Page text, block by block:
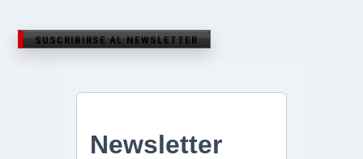
SUSCRIBIRSE AL NEWSLETTER